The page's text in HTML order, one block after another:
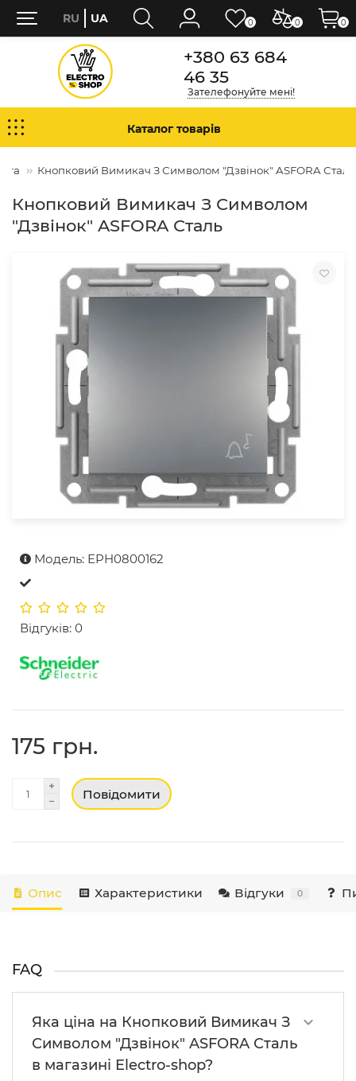
+380 63 684
46 35
Зателефонуйте мені!
Каталог товарів
Кнопковий Вимикач З Символом "Дзвінок" ASFORA Сталь
Кнопковий Вимикач З Символом
"Дзвінок" ASFORA Сталь
Модель: EPH0800162
Відгуків: 0
175 грн.
Повідомити
Опис Характеристики Відгуки 0
FAQ
Яка ціна на Кнопковий Вимикач З
Символом "Дзвінок" ASFORA Сталь
в магазині Electro-shop?
0 0
RU UA 0